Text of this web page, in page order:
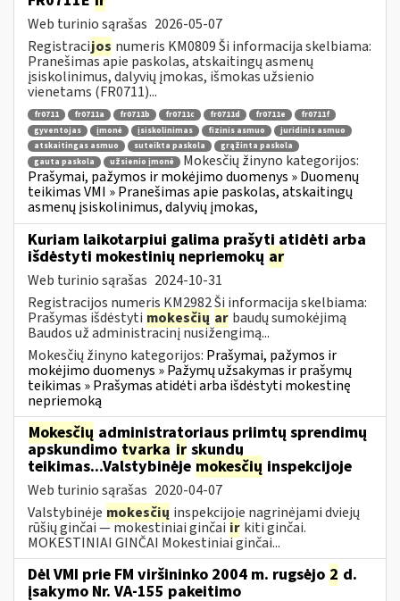
Web turinio sąrašas 2026-05-07
Registracijos numeris KM0809 Ši informacija skelbiama:
Pranešimas apie paskolas, atskaitingų asmenų
įsiskolinimus, dalyvių įmokas, išmokas užsienio
vienetams (FR0711)...
fr0711 fr0711a fr0711b fr0711c fr0711d fr0711e
fr0711f
gyventojas
įmonė įsiskolinimas fizinis asmuo
juridinis asmuo
atskaitingas asmuo
suteikta paskola
grąžinta paskola
gauta paskola
užsienio įmonė
Mokesčių žinyno kategorijos:
Prašymai, pažymos ir mokėjimo duomenys » Duomenų
teikimas VMI » Pranešimas apie paskolas, atskaitingų
asmenų įsiskolinimus, dalyvių įmokas,
Kuriam laikotarpiui galima prašyti atidėti arba
išdėstyti mokestinių nepriemokų ar
Web turinio sąrašas 2024-10-31
Registracijos numeris KM2982 Ši informacija skelbiama:
Prašymas išdėstyti mokesčių ar baudų sumokėjimą
Baudos už administracinį nusižengimą...
Mokesčių žinyno kategorijos: Prašymai, pažymos ir
mokėjimo duomenys » Pažymų užsakymas ir prašymų
teikimas » Prašymas atidėti arba išdėstyti mokestinę
nepriemoką
Mokesčių administratoriaus priimtų sprendimų
apskundimo tvarka ir skundų
teikimas...Valstybinėje mokesčių inspekcijoje
Web turinio sąrašas 2020-04-07
Valstybinėje mokesčių inspekcijoje nagrinėjami dviejų
rūšių ginčai — mokestiniai ginčai ir kiti ginčai.
MOKESTINIAI GINČAI Mokestiniai ginčai...
Dėl VMI prie FM viršininko 2004 m. rugsėjo 2 d.
įsakymo Nr. VA-155 pakeitimo